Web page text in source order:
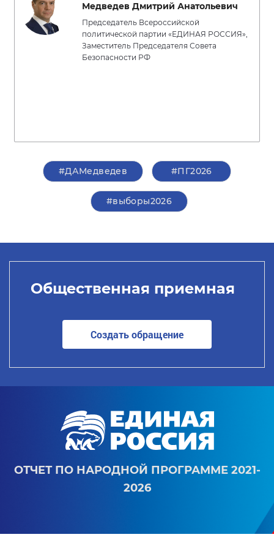
Медведев Дмитрий Анатольевич
Председатель Всероссийской
политической партии «ЕДИНАЯ РОССИЯ»,
Заместитель Председателя Совета
Безопасности РФ
#ДАМедведев #ПГ2026
#выборы2026
Общественная приемная
Создать обращение
ОТЧЕТ ПО НАРОДНОЙ ПРОГРАММЕ 2021-
2026